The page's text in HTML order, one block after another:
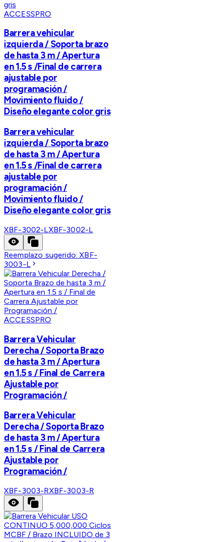
ACCESSPRO
Barrera vehicular
izquierda / Soporta brazo
de hasta 3 m / Apertura
en 1.5 s /Final de carrera
ajustable por
programación /
Movimiento fluido /
Diseño elegante color gris
Barrera vehicular
izquierda / Soporta brazo
de hasta 3 m / Apertura
en 1.5 s /Final de carrera
ajustable por
programación /
Movimiento fluido /
Diseño elegante color gris
XBF-3002-LXBF-3002-L
Reemplazo sugerido:XBF-
3003-L
ACCESSPRO
Barrera Vehicular
Derecha / Soporta Brazo
de hasta 3 m / Apertura
en 1.5 s / Final de Carrera
Ajustable por
Programación /
Barrera Vehicular
Derecha / Soporta Brazo
de hasta 3 m / Apertura
en 1.5 s / Final de Carrera
Ajustable por
Programación /
XBF-3003-RXBF-3003-R